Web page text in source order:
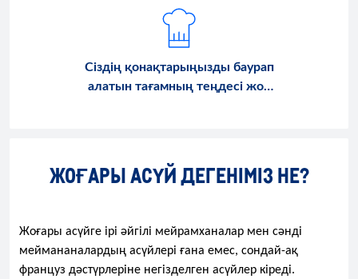
Сіздің қонақтарыңызды баурап
алатын тағамның теңдесі жоқ
ЖОҒАРЫ АСҮЙ ДЕГЕНІМІЗ НЕ?
Жоғары асүйге ірі әйгілі мейрамханалар мен сәнді
меймананалардың асүйлері ғана емес, сондай-ақ
француз дәстүрлеріне негізделген асүйлер кіреді.